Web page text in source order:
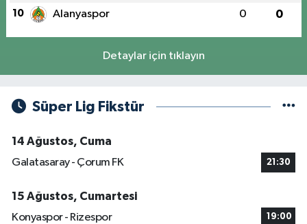
10 Alanyaspor 0 0
Detaylar için tıklayın
Süper Lig Fikstür
14 Ağustos, Cuma
Galatasaray - Çorum FK
21:30
15 Ağustos, Cumartesi
Konyaspor - Rizespor
19:00